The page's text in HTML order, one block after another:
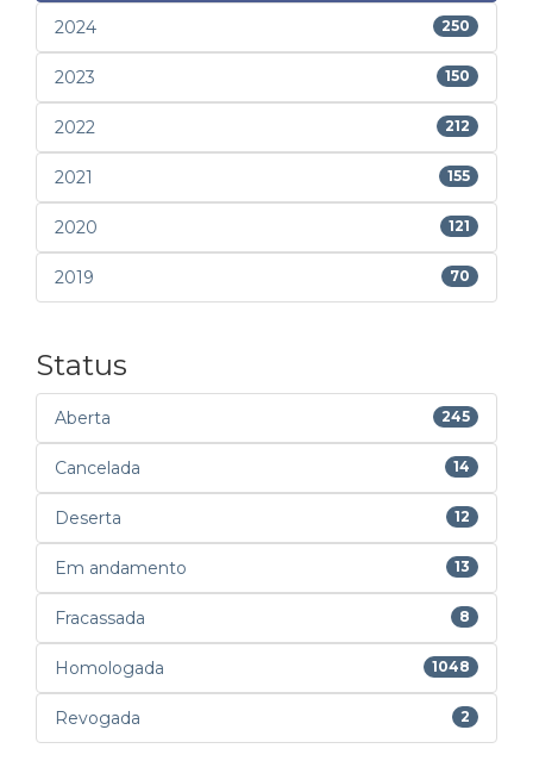
2024 250
2023 150
2022 212
2021 155
2020 121
2019 70
Status
Aberta 245
Cancelada 14
Deserta 12
Em andamento 13
Fracassada 8
Homologada 1048
Revogada 2